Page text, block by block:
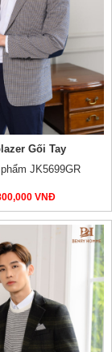
Gối Tay
JK5699GR
VNĐ